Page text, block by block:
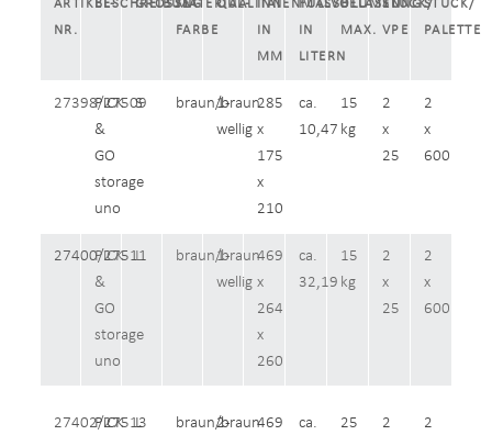
ARTIKEL-
NR.
BESCHREIBUNG
GRÖSSEMATERIAL-
FARBE
QUALITÄTINNENMASS
IN
MM
FÜLLVOLUMEN
IN
LITERN
BELASTUNG
MAX.
STÜCK/
VPE
STÜCK/
PALETTE
27398/27509
PiCK
&
GO
storage
uno
S braun/braun
1-
wellig
285
x
175
x
210
ca.
10,47
15
kg
2
x
25
2
x
600
27400/27511
PiCK
&
GO
storage
uno
L braun/braun
1-
wellig
469
x
264
x
260
ca.
32,19
15
kg
2
x
25
2
x
600
27402/27513
PiCK
L braun/braun
2-
469
ca.
25
2
2